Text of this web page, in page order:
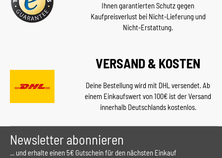
Ihnen garantierten Schutz gegen
Kaufpreisverlust bei Nicht-Lieferung und
Nicht-Erstattung.
VERSAND & KOSTEN
Deine Bestellung wird mit DHL versendet. Ab
einem Einkaufswert von 100€ ist der Versand
innerhalb Deutschlands kostenlos.
Newsletter abonnieren
... und erhalte einen 5€ Gutschein für den nächsten Einkauf